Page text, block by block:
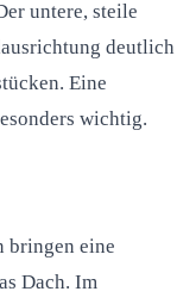
untere, steile
deutlich
Eine
wichtig.
bringen eine
Dach. Im